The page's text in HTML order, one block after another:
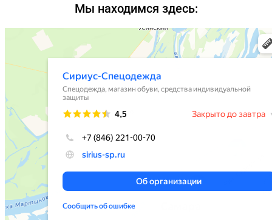
Мы находимся здесь: